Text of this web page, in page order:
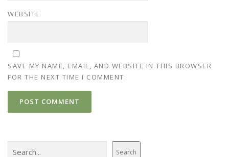
WEBSITE
SAVE MY NAME, EMAIL, AND WEBSITE IN THIS BROWSER
FOR THE NEXT TIME I COMMENT.
Search